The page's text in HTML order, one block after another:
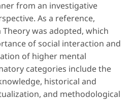
from an investigative
As a reference,
Theory was adopted, which
of social interaction and
of higher mental
categories include the
historical and
and methodological